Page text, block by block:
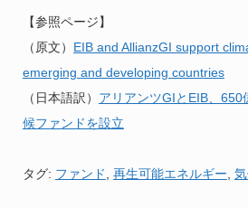
【参照ページ】
（原文） EIB and AllianzGI support
emerging and developing countries
（日本語訳） アリアンツGIとEIB、
候ファンドを設立
タグ: ファンド 再生可能エネルギー